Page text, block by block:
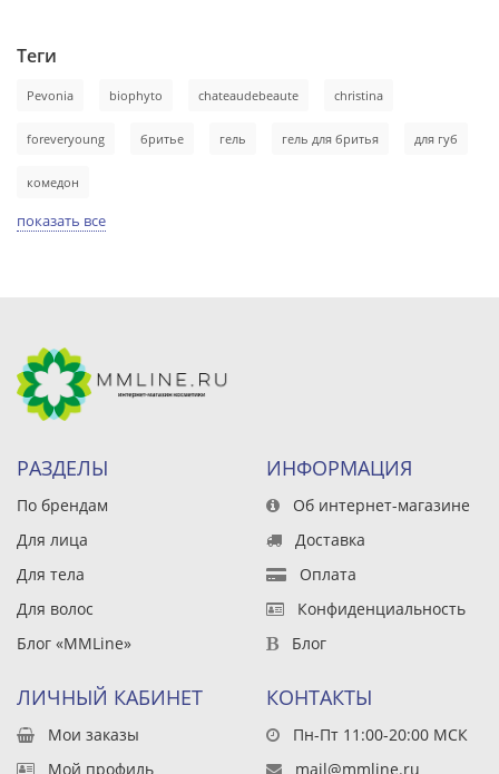
Теги
Pevonia biophyto chateaudebeaute christina
foreveryoung бритье гель гель для бритья для губ
комедон
показать все
РАЗДЕЛЫ
По брендам
Для лица
Для тела
Для волос
Блог «MMLine»
ИНФОРМАЦИЯ
Об интернет-магазине
Доставка
Оплата
Конфиденциальность
Блог
ЛИЧНЫЙ КАБИНЕТ
Мои заказы
Мой профиль
КОНТАКТЫ
Пн-Пт 11:00-20:00 МСК
mail@mmline.ru